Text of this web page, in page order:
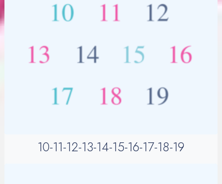
10-11-12-13-14-15-16-17-18-19